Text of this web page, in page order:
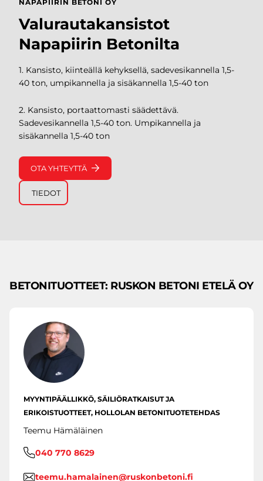
NAPAPIIRIN BETONI OY
Valurautakansistot
Napapiirin Betonilta
1. Kansisto, kiinteällä kehyksellä, sadevesikannella 1,5-
40 ton, umpikannella ja sisäkannella 1,5-40 ton
2. Kansisto, portaattomasti säädettävä.
Sadevesikannella 1,5-40 ton. Umpikannella ja
sisäkannella 1,5-40 ton
OTA YHTEYTTÄ
TIEDOT
BETONITUOTTEET: RUSKON BETONI ETELÄ OY
MYYNTIPÄÄLLIKKÖ, SÄILIÖRATKAISUT JA
ERIKOISTUOTTEET, HOLLOLAN BETONITUOTETEHDAS
Teemu Hämäläinen
040 770 8629
teemu.hamalainen@ruskonbetoni.fi